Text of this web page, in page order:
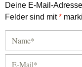
Deine E-Mail-
Felder sind mit*